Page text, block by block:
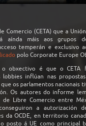
Comercio (CETA) que a
aínda máis aos grupos
temperán e exclusivo
poloCorporate Europe
obxectivo é que o CETA
inflúan nas
que os parlamentos nacionais
Os autores do informe
Libre Comercio entre
a autorización
da OCDE, en territorio
o posto á UE como principal